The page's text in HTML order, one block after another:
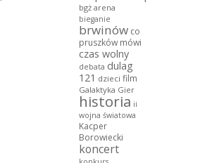
bgż arena
bieganie
brwinów co
pruszków mówi
czas wolny
debata dulag
121 dzieci film
Galaktyka Gier
historia ii
wojna światowa
Kacper
Borowiecki
koncert